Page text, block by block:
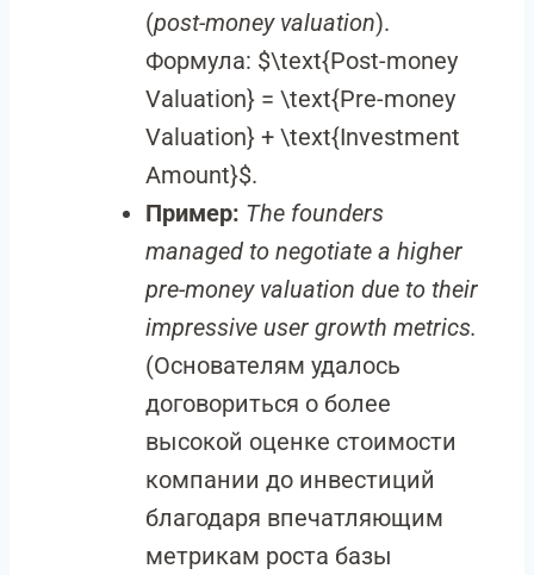
(post-money valuation).
Формула: $\text{Post-money
Valuation} = \text{Pre-money
Valuation} + \text{Investment
Amount}$.
Пример: The founders
managed to negotiate a higher
pre-money valuation due to their
impressive user growth metrics.
(Основателям удалось
договориться о более
высокой оценке стоимости
компании до инвестиций
благодаря впечатляющим
метрикам роста базы